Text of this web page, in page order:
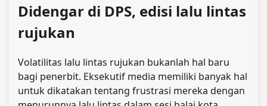
Didengar di DPS, edisi lalu lintas
rujukan
Volatilitas lalu lintas rujukan bukanlah hal baru
bagi penerbit. Eksekutif media memiliki banyak hal
untuk dikatakan tentang frustrasi mereka dengan